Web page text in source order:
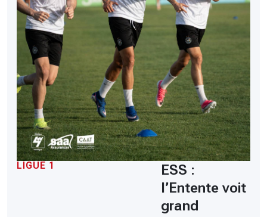
LIGUE 1
ESS :
l’Entente voit
grand